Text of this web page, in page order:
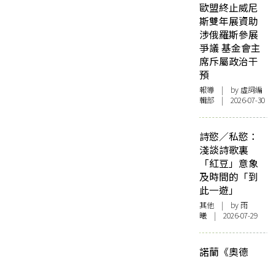
歐盟終止威尼
斯雙年展資助
涉俄羅斯參展
爭議 基金會主
席斥屬政治干
預
報導 | by 虛詞編
輯部 | 2026-07-30
詩慾／私慾：
淺談詩歌裏
「紅豆」意象
及時間的「到
此一遊」
其他 | by 雨
曦 | 2026-07-29
諾蘭《奧德